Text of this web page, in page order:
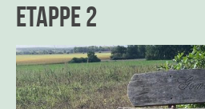
Etappe 2